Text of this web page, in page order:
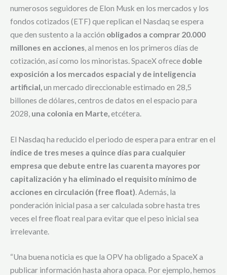
numerosos seguidores de Elon Musk en los mercados y los
fondos cotizados (ETF) que replican el Nasdaq se espera
que den sustento a la acción obligados a comprar 20.000
millones en acciones, al menos en los primeros días de
cotización, así como los minoristas. SpaceX ofrece doble
exposición a los mercados espacial y de inteligencia
artificial,un mercado direccionable estimado en 28,5
billones de dólares, centros de datos en el espacio para
2028, una colonia en Marte,etcétera.
El Nasdaq ha reducido el periodo de espera para entrar en el
índice de tres meses a quince días para cualquier
empresa que debute entre las cuarenta mayores por
capitalización y ha eliminado el requisito mínimo de
acciones en circulación (free float) . Además, la
ponderación inicial pasa a ser calculada sobre hasta tres
veces el free float real para evitar que el peso inicial sea
irrelevante.
“Una buena noticia es que la OPV ha obligado a SpaceX a
publicar información hasta ahora opaca. Por ejemplo, hemos